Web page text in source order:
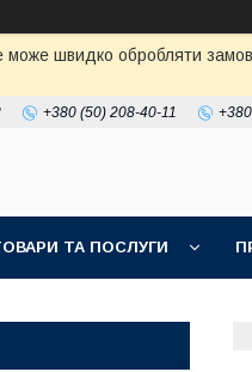
може швидко обробляти
+380 (50) 208-40-11
ТА ПОСЛУГИ